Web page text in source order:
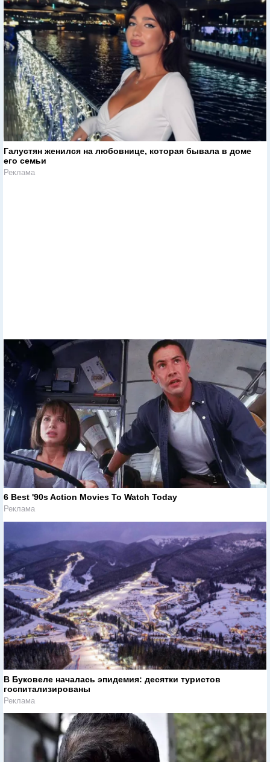
Галустян женился на любовнице, которая бывала в доме
его семьи
Реклама
6 Best '90s Action Movies To Watch Today
Реклама
В Буковеле началась эпидемия: десятки туристов
госпитализированы
Реклама